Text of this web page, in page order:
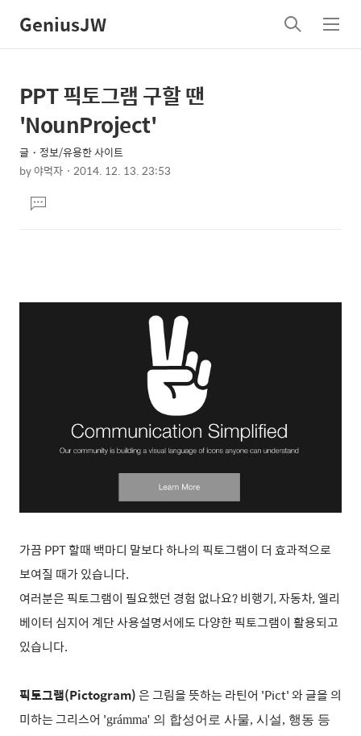
GeniusJW
검
색
메
뉴
상
세
컨
텐
본
문
제
목
PPT 픽토그램 구할 땐
'NounProject'
글・정보/유용한 사이트
by야먹자 2014. 12. 13. 23:53
문댓
글
가끔 PPT 할때 백마디 말보다 하나의 픽토그램이 더 효과적으로
보여질 때가 있습니다.
여러분은 픽토그램이 필요했던 경험 없나요? 비행기, 자동차, 엘리
베이터 심지어 계단 사용설명서에도 다양한 픽토그램이 활용되고
있습니다.
픽토그램(Pictogram)은 그림을 뜻하는 라틴어 'Pict' 와 글을 의
미하는 그리스어 'grámma' 의 합성어로 사물, 시설, 행동 등